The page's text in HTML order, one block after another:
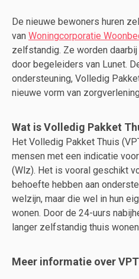
De nieuwe bewoners huren
van Woningcorporatie
zelfstandig. Ze worden
door begeleiders van Lunet.
ondersteuning, Volledig
nieuwe vorm van
Wat is Volledig Pakket
Het Volledig Pakket Thuis
mensen met een indicatie
(Wlz). Het is vooral geschikt
behoefte hebben aan
welzijn, maar die wel in hun
wonen. Door de 24-uurs
langer zelfstandig thuis
Meer informatie over